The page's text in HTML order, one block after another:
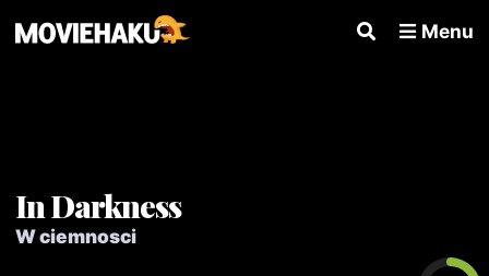
Menu
In Darkness
W ciemnosci